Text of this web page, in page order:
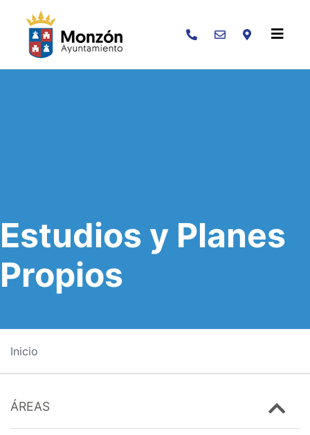
Buscar
Estudios y Planes
Propios
Inicio
ÁREAS